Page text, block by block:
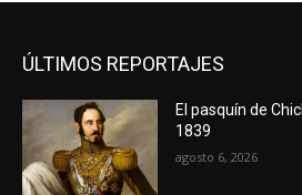
ÚLTIMOS REPORTAJES
El pasquín de
1839
agosto 6, 2026